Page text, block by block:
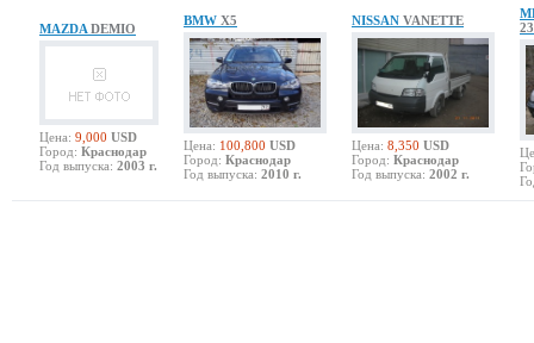
MAZDA DEMIO
Цена: 9,000 USD
Город: Краснодар
Год выпуска: 2003 г.
BMW X5
Цена: 100,800 USD
Город: Краснодар
Год выпуска: 2010 г.
NISSAN VANETTE
Цена: 8,350 USD
Город: Краснодар
Год выпуска: 2002 г.